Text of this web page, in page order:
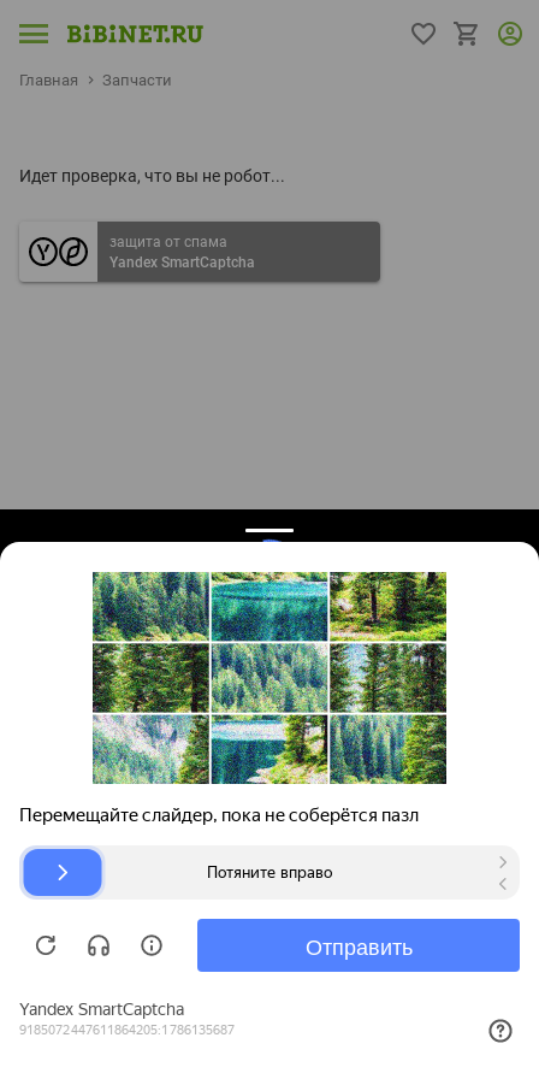
Главная Запчасти
Идет проверка, что вы не робот...
защита от спама
Yandex SmartCaptcha
Поиск запчастей
Для автокомпаний
Авторазборки
О проекте
Помощь
Карта сайта
© bibinet.ru - система поиска запчастей,
Copyright 2010-2026 Все права защищены